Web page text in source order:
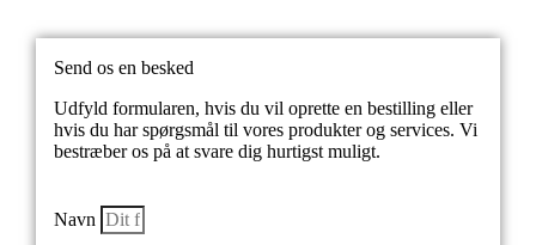
Send os en besked
Udfyld formularen, hvis du vil oprette en bestilling eller
hvis du har spørgsmål til vores produkter og services. Vi
bestræber os på at svare dig hurtigst muligt.
Navn